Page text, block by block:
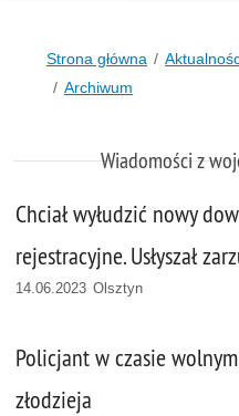
Strona główna
Archiwum
Wiadomości z
Chciał wyłudzić nowy
rejestracyjne. Usłyszał
14.06.2023 Olsztyn
Policjant w czasie
złodzieja